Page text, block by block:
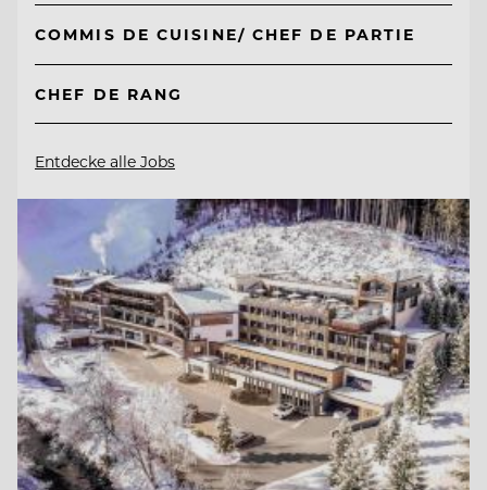
COMMIS DE CUISINE/ CHEF DE PARTIE
CHEF DE RANG
Entdecke alle Jobs